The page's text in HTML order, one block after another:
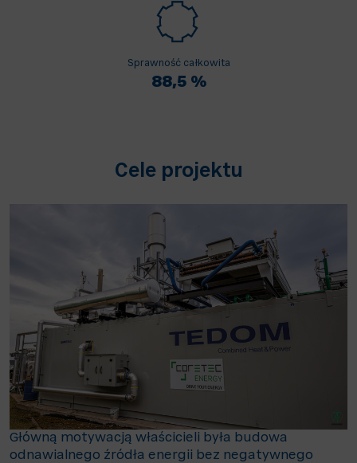
Sprawność całkowita
88,5 %
Cele projektu
Główną motywacją właścicieli była budowa
odnawialnego źródła energii bez negatywnego